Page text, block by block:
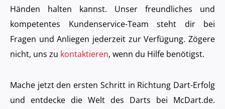
Händen halten kannst. Unser freundliches und
kompetentes Kundenservice-Team steht dir bei
Fragen und Anliegen jederzeit zur Verfügung. Zögere
nicht, uns zu kontaktieren, wenn du Hilfe benötigst.
Mache jetzt den ersten Schritt in Richtung Dart-Erfolg
und entdecke die Welt des Darts bei McDart.de.